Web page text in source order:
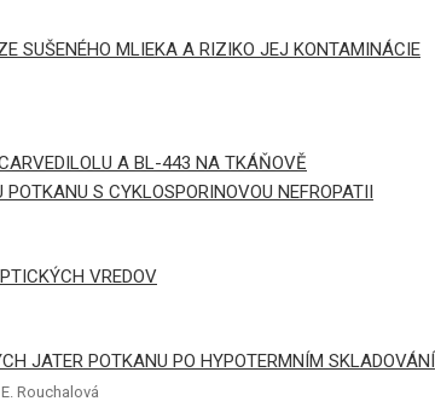
SUŠENÉHO MLIEKA A RIZIKO JEJ KONTAMINÁCIE
A BL-443 NA TKÁŇOVĚ
S CYKLOSPORINOVOU NEFROPATII
VREDOV
JATER POTKANU PO HYPOTERMNÍM SKLADOVÁNÍ
Rouchalová